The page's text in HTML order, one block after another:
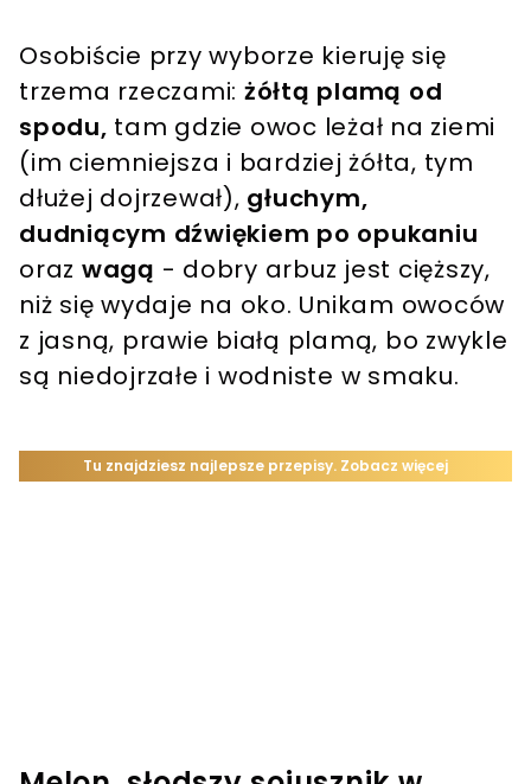
Osobiście przy wyborze kieruję się
trzema rzeczami: żółtą plamą od
spodu, tam gdzie owoc leżał na ziemi
(im ciemniejsza i bardziej żółta, tym
dłużej dojrzewał), głuchym,
dudniącym dźwiękiem po opukaniu
oraz wagą - dobry arbuz jest cięższy,
niż się wydaje na oko. Unikam owoców
z jasną, prawie białą plamą, bo zwykle
są niedojrzałe i wodniste w smaku.